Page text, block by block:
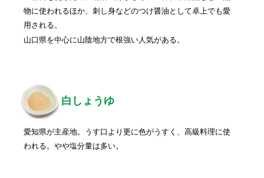
物に使われるほか、刺し身などのつけ醤油として卓上でも愛
用される。
山口県を中心に山陰地方で根強い人気がある。
白しょうゆ
愛知県が主産地。うす口より更に色がうすく、高級料理に使
われる。やや塩分量は多い。